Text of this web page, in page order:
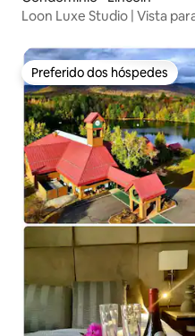
Loon Luxe Studio | Vista
Preferido dos hóspedes
Preferido dos hóspedes